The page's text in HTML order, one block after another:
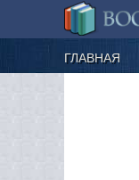
ГЛАВНАЯ